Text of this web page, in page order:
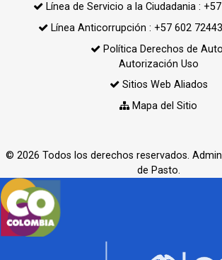
Línea de Servicio a la Ciudadania :
Línea Anticorrupción : +57 602
Política Derechos de
Autorización Uso
Sitios Web Aliados
Mapa del Sitio
© 2026 Todos los derechos reservados.
de Pasto.